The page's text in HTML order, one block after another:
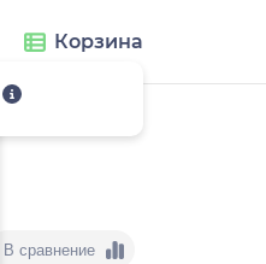
Корзина
В сравнение